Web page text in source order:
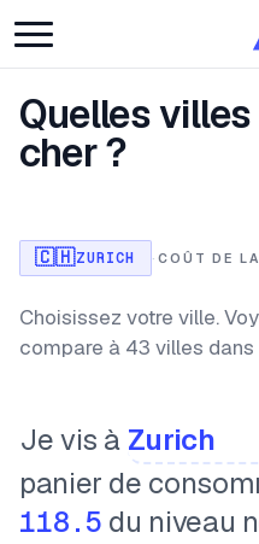
Quelles
cher ?
🇨🇭ZURICH · COÛT DE
Choisissez votre ville.
compare à 43 villes dans
Je vis à
panier de
118.5 du niveau